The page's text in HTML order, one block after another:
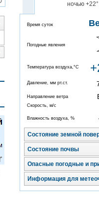
ночью +22°
Время суток
Погодные явления
Температура воздуха,°C
Давление, мм рт.ст.
Направление ветра
Скорость, м/с
Влажность воздуха, %
Состояние земной
Состояние почвы
Опасные погодные и
Информация для